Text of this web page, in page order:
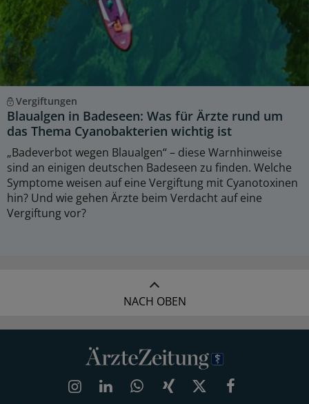
Vergiftungen
Blaualgen in Badeseen: Was für Ärzte rund um
das Thema Cyanobakterien wichtig ist
„Badeverbot wegen Blaualgen“ – diese Warnhinweise
sind an einigen deutschen Badeseen zu finden. Welche
Symptome weisen auf eine Vergiftung mit Cyanotoxinen
hin? Und wie gehen Ärzte beim Verdacht auf eine
Vergiftung vor?
NACH OBEN